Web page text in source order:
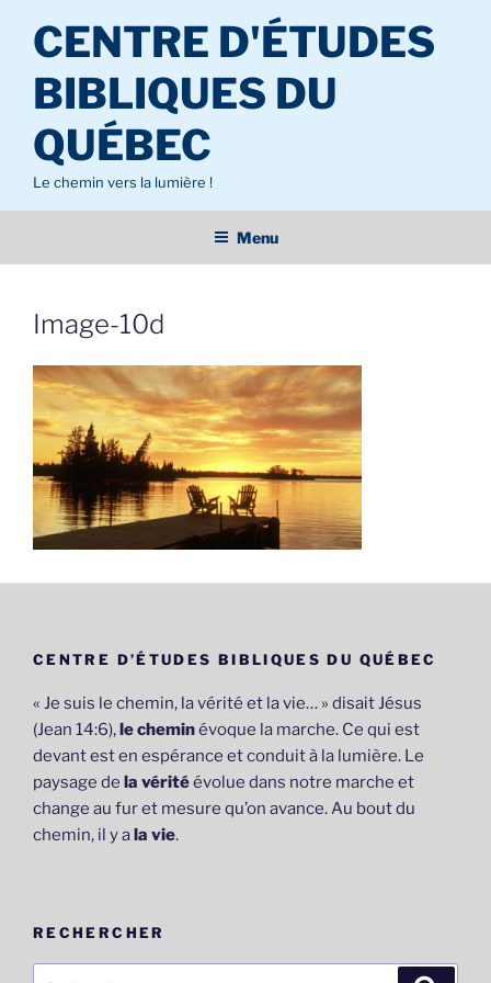
contenu
principal
CENTRE D'ÉTUDES
BIBLIQUES DU
QUÉBEC
Le chemin vers la lumière !
Menu
Image-10d
CENTRE D’ÉTUDES BIBLIQUES DU QUÉBEC
« Je suis le chemin, la vérité et la vie… » disait Jésus
(Jean 14:6),le cheminévoque la marche. Ce qui est
devant est en espérance et conduit à la lumière. Le
paysage de la véritéévolue dans notre marche et
change au fur et mesure qu’on avance. Au bout du
chemin, il y ala vie.
RECHERCHER